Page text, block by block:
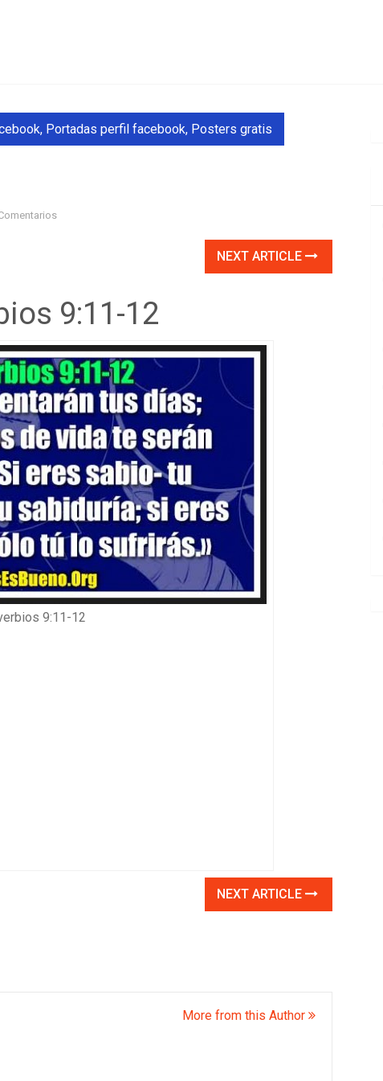
, Portadas perfil facebook, Posters gratis
NEXT ARTICLE
9:11-12
9:11-12
NEXT ARTICLE
More from this Author